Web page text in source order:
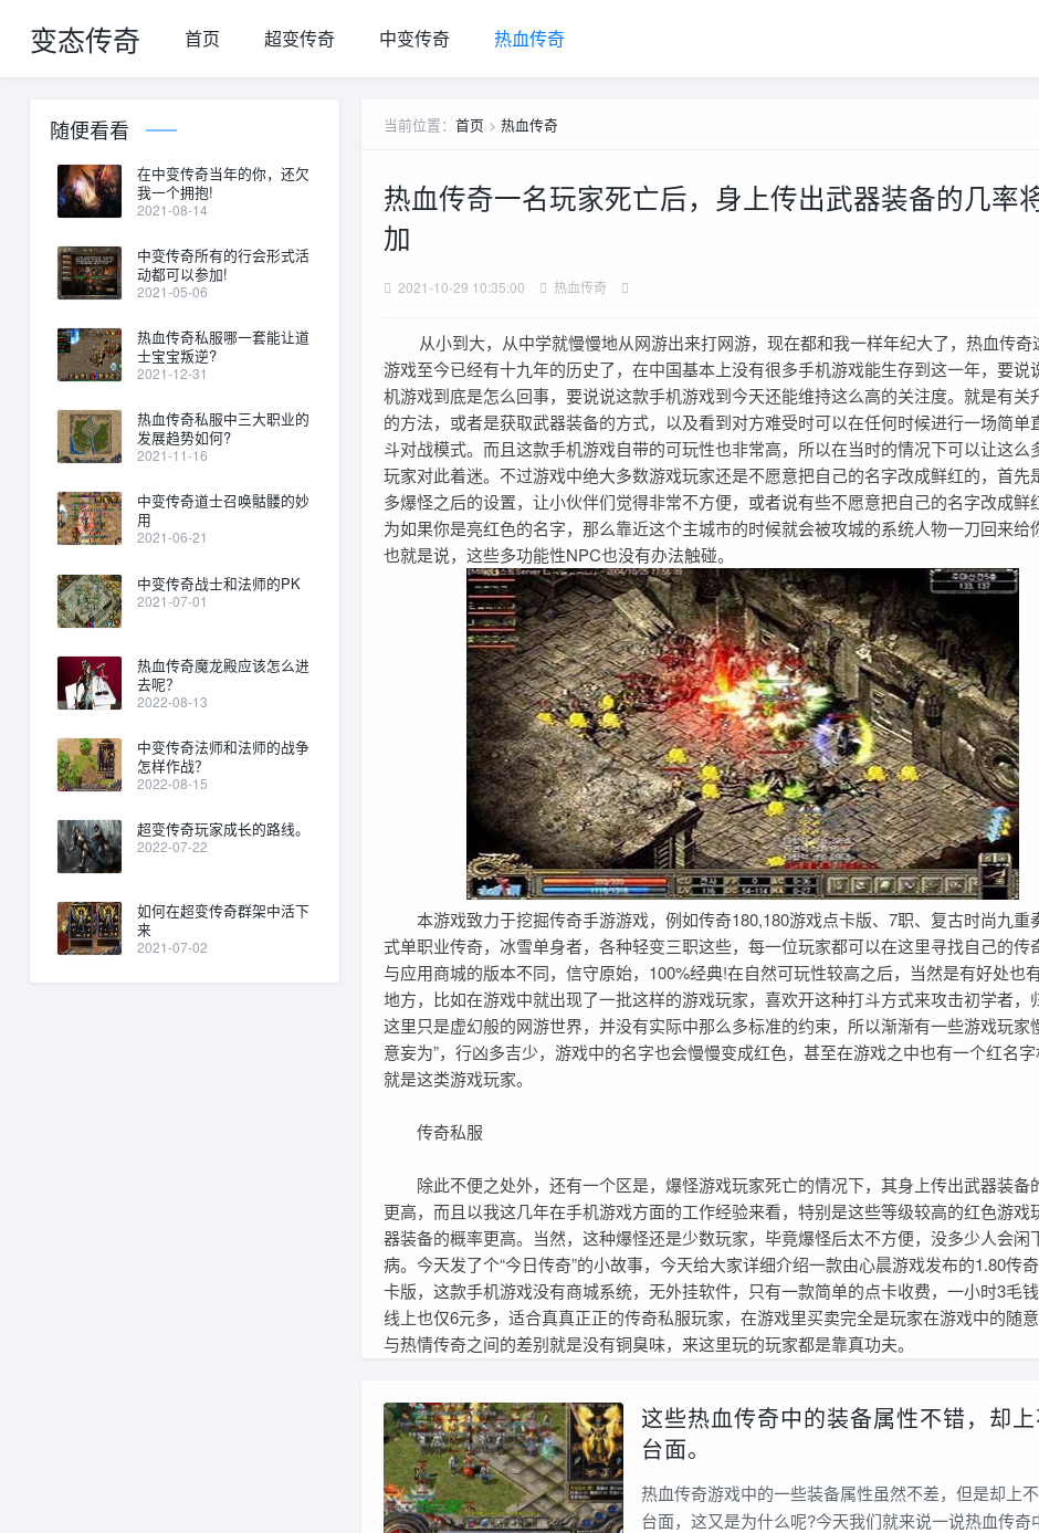
变态传奇 首页 超变传奇 中变传奇 热血传奇
当前位置： 首页 > 热血传奇
热血传奇一名玩家死亡后，身上传出武器装备的几率
加
2021-10-29 10:35:00 热血传奇
从小到大，从中学就慢慢地从网游出来打网游，现在都和我一样年纪大了，热血传奇
游戏至今已经有十九年的历史了，在中国基本上没有很多手机游戏能生存到这一年，要说
机游戏到底是怎么回事，要说说这款手机游戏到今天还能维持这么高的关注度。就是有关
的方法，或者是获取武器装备的方式，以及看到对方难受时可以在任何时候进行一场简单
斗对战模式。而且这款手机游戏自带的可玩性也非常高，所以在当时的情况下可以让这么
玩家对此着迷。不过游戏中绝大多数游戏玩家还是不愿意把自己的名字改成鲜红的，首先
多爆怪之后的设置，让小伙伴们觉得非常不方便，或者说有些不愿意把自己的名字改成鲜
为如果你是亮红色的名字，那么靠近这个主城市的时候就会被攻城的系统人物一刀回来给
也就是说，这些多功能性NPC也没有办法触碰。
本游戏致力于挖掘传奇手游游戏，例如传奇180,180游戏点卡版、7职、复古时尚九重
式单职业传奇，冰雪单身者，各种轻变三职这些，每一位玩家都可以在这里寻找自己的传
与应用商城的版本不同，信守原始，100%经典!在自然可玩性较高之后，当然是有好处也
地方，比如在游戏中就出现了一批这样的游戏玩家，喜欢开这种打斗方式来攻击初学者，
这里只是虚幻般的网游世界，并没有实际中那么多标准的约束，所以渐渐有一些游戏玩家
意妄为”，行凶多吉少，游戏中的名字也会慢慢变成红色，甚至在游戏之中也有一个红名
就是这类游戏玩家。
传奇私服
除此不便之处外，还有一个区是，爆怪游戏玩家死亡的情况下，其身上传出武器装备
更高，而且以我这几年在手机游戏方面的工作经验来看，特别是这些等级较高的红色游戏
器装备的概率更高。当然，这种爆怪还是少数玩家，毕竟爆怪后太不方便，没多少人会闲
病。今天发了个“今日传奇”的小故事，今天给大家详细介绍一款由心晨游戏发布的1.80传
卡版，这款手机游戏没有商城系统，无外挂软件，只有一款简单的点卡收费，一小时3毛
线上也仅6元多，适合真真正正的传奇私服玩家，在游戏里买卖完全是玩家在游戏中的随意
与热情传奇之间的差别就是没有铜臭味，来这里玩的玩家都是靠真功夫。
这些热血传奇中的装备属性不错，却
台面。
热血传奇游戏中的一些装备属性虽然不差，但是却上
台面，这又是为什么呢?今天我们就来说一说热血传奇
随便看看
在中变传奇当年的你，还欠
我一个拥抱!
2021-08-14
中变传奇所有的行会形式活
动都可以参加!
2021-05-06
热血传奇私服哪一套能让道
士宝宝叛逆?
2021-12-31
热血传奇私服中三大职业的
发展趋势如何?
2021-11-16
中变传奇道士召唤骷髅的妙
用
2021-06-21
中变传奇战士和法师的PK
2021-07-01
热血传奇魔龙殿应该怎么进
去呢？
2022-08-13
中变传奇法师和法师的战争
怎样作战？
2022-08-15
超变传奇玩家成长的路线。
2022-07-22
如何在超变传奇群架中活下
来
2021-07-02